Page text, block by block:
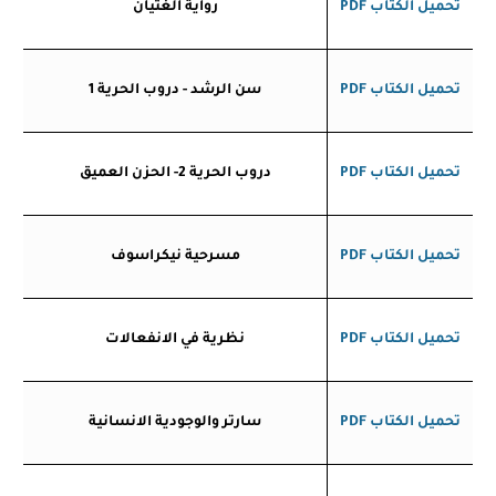
تحميل الكتاب PDF رواية الغثيان
تحميل الكتاب PDF سن الرشد - دروب الحرية 1
تحميل الكتاب PDF دروب الحرية 2- الحزن العميق
تحميل الكتاب PDF مسرحية نيكراسوف
تحميل الكتاب PDF نظرية في الانفعالات
تحميل الكتاب PDF سارتر والوجودية الانسانية